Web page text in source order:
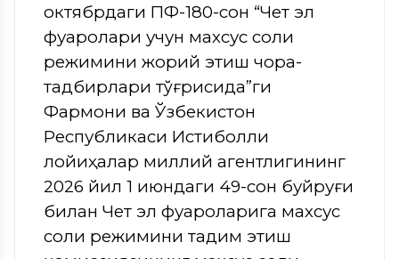
октябрдаги ПФ-180-сон “Чет эл
фуқаролари учун махсус солиқ
режимини жорий этиш чора-
тадбирлари тўғрисида”ги
Фармони ва Ўзбекистон
Республикаси Истиқболли
лойиҳалар миллий агентлигининг
2026 йил 1 июндаги 49-сон буйруғи
билан Чет эл фуқароларига махсус
солиқ режимини тақдим этиш